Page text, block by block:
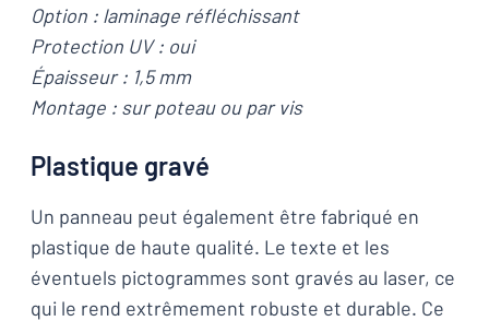
Option : laminage réfléchissant
Protection UV : oui
Épaisseur : 1,5 mm
Montage : sur poteau ou par vis
Plastique gravé
Un panneau peut également être fabriqué en
plastique de haute qualité. Le texte et les
éventuels pictogrammes sont gravés au laser, ce
qui le rend extrêmement robuste et durable. Ce